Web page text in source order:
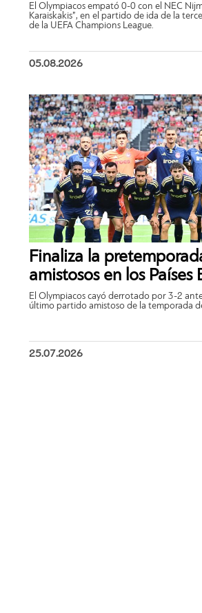
El Olympiacos empató 0-0 con el NEC
Karaiskakis”, en el partido de ida de la
de la UEFA Champions League.
05.08.2026
Finaliza la
amistosos en los Países
El Olympiacos cayó derrotado por 3-2
último partido amistoso de la temporada
25.07.2026